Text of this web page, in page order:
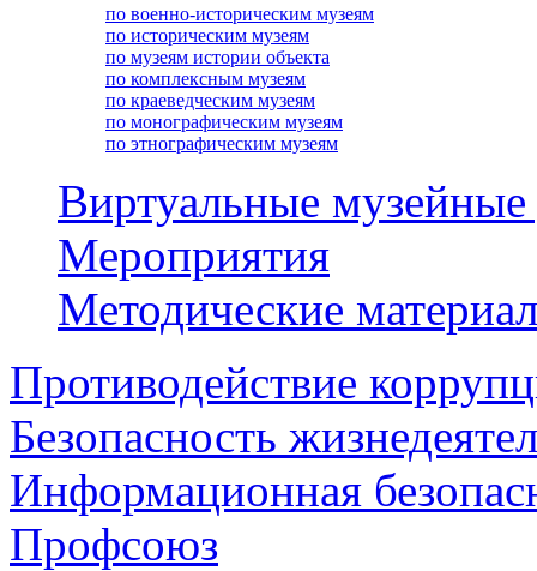
по военно-историческим музеям
по историческим музеям
по музеям истории объекта
по комплексным музеям
по краеведческим музеям
по монографическим музеям
по этнографическим музеям
Виртуальные
Мероприятия
Методические
Противодействие
Безопасность
Информационная
Профсоюз